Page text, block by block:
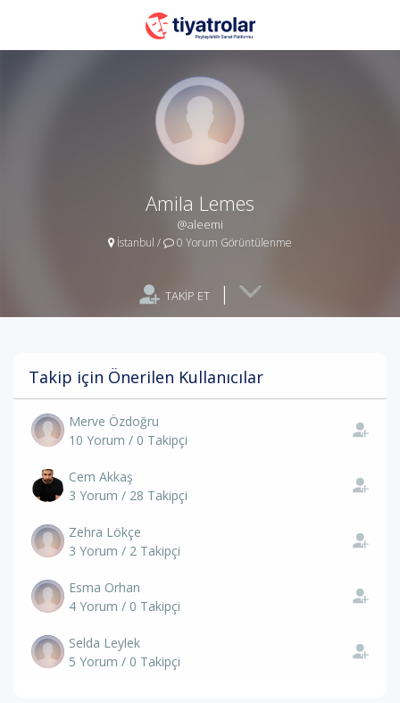
Amila Lemes
@aleemi
İstanbul / 0 Yorum Görüntülenme
TAKİP ET |
Takip için Önerilen Kullanıcılar
Merve Özdoğru
10 Yorum / 0 Takipçi
Cem Akkaş
3 Yorum / 28 Takipçi
Zehra Lökçe
3 Yorum / 2 Takipçi
Esma Orhan
4 Yorum / 0 Takipçi
Selda Leylek
5 Yorum / 0 Takipçi